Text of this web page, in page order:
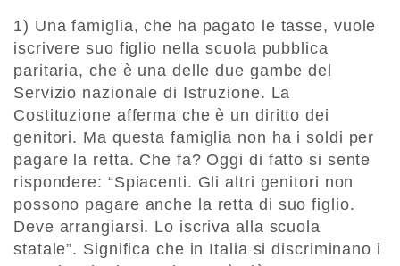
1) Una famiglia, che ha pagato le tasse, vuole
iscrivere suo figlio nella scuola pubblica
paritaria, che è una delle due gambe del
Servizio nazionale di Istruzione. La
Costituzione afferma che è un diritto dei
genitori. Ma questa famiglia non ha i soldi per
pagare la retta. Che fa? Oggi di fatto si sente
rispondere: “Spiacenti. Gli altri genitori non
possono pagare anche la retta di suo figlio.
Deve arrangiarsi. Lo iscriva alla scuola
statale”. Significa che in Italia si discriminano i